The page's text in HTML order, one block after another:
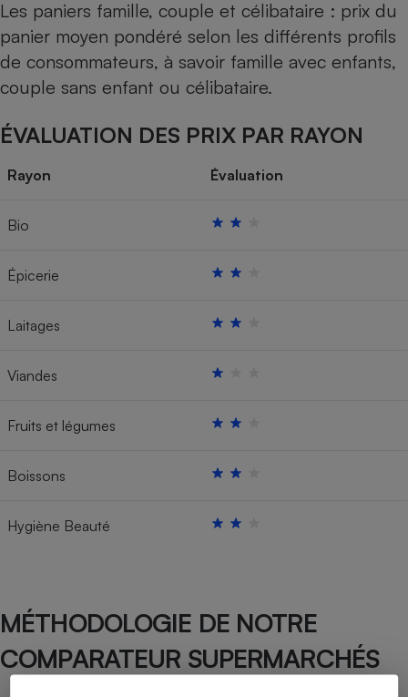
Les paniers famille, couple et célibataire : prix du
panier moyen pondéré selon les différents profils
de consommateurs, à savoir famille avec enfants,
couple sans enfant ou célibataire.
ÉVALUATION DES PRIX PAR RAYON
Rayon Évaluation
Bio
Épicerie
Laitages
Viandes
Fruits et légumes
Boissons
Hygiène Beauté
MÉTHODOLOGIE DE NOTRE
COMPARATEUR SUPERMARCHÉS